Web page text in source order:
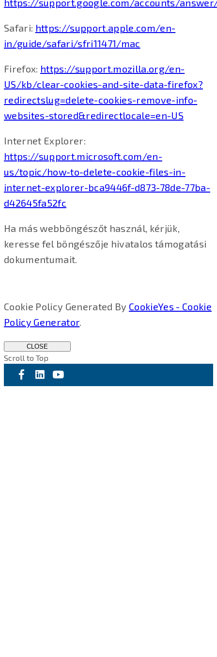
Safari: https://support.apple.com/en-
in/guide/safari/sfri11471/mac
Firefox: https://support.mozilla.org/en-
US/kb/clear-cookies-and-site-data-firefox?
redirectslug=delete-cookies-remove-info-
websites-stored&redirectlocale=en-US
Internet Explorer:
https://support.microsoft.com/en-
us/topic/how-to-delete-cookie-files-in-
internet-explorer-bca9446f-d873-78de-77ba-
d42645fa52fc
Ha más webböngészőt használ, kérjük,
keresse fel böngészője hivatalos támogatási
dokumentumait.
Cookie Policy Generated By CookieYes - Cookie
Policy Generator
CLOSE
Scroll to Top